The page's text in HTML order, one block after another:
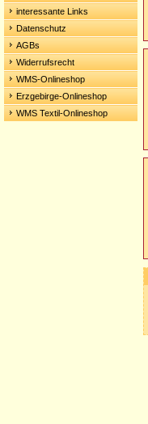
interessante Links
Datenschutz
AGBs
Widerrufsrecht
WMS-Onlineshop
Erzgebirge-Onlineshop
WMS Textil-Onlineshop